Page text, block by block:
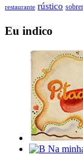
restaurante rústico
Eu indico